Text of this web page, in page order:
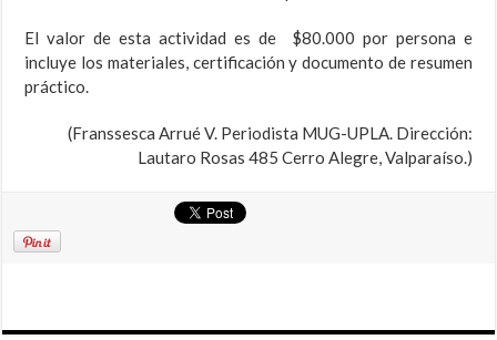
El valor de esta actividad es de $80.000 por persona e
incluye los materiales, certificación y documento de resumen
práctico.
(Franssesca Arrué V. Periodista MUG-UPLA. Dirección:
Lautaro Rosas 485 Cerro Alegre, Valparaíso.)